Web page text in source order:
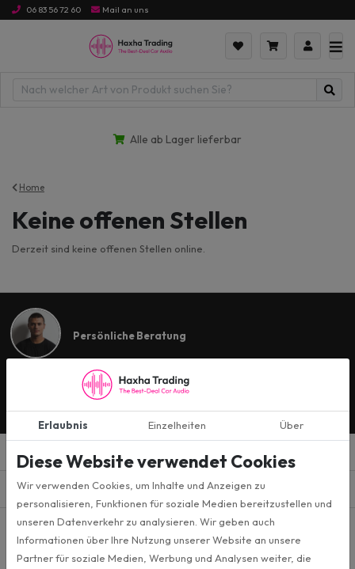
06 83 56 72 60 Mail an uns
Alle ab Lager lieferbar
Home
Keine offenen Stellen
Derzeit sind keine offenen Stellen online.
Persönliche Beratung
Ja, ich melde mich für die monatlichen Marketingaktionen an
Produkte
menu
Informiert bleiben
Folgen Sie uns auf den sozialen Medien und halten Sie sich über die
neuesten Nachrichten auf dem Laufenden!
Erlaubnis Einzelheiten Über
Diese Website verwendet Cookies
Wir verwenden Cookies, um Inhalte und Anzeigen zu
personalisieren, Funktionen für soziale Medien bereitzustellen und
unseren Datenverkehr zu analysieren. Wir geben auch
Informationen über Ihre Nutzung unserer Website an unsere
Partner für soziale Medien, Werbung und Analysen weiter, die